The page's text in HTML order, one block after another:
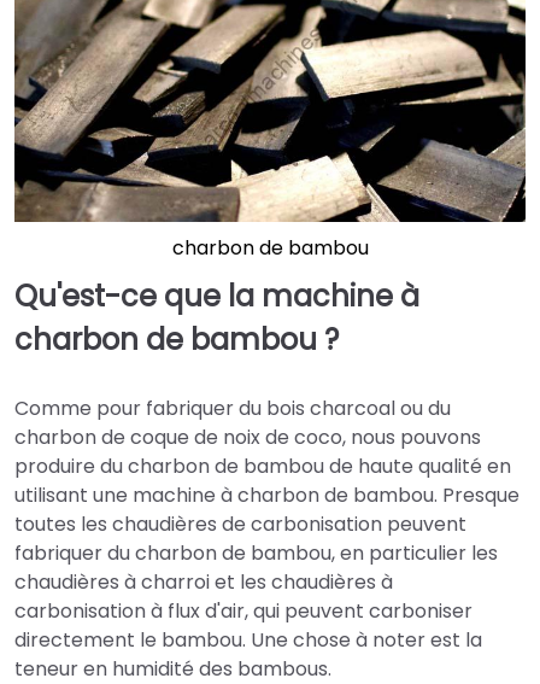
charbon de bambou
Qu'est-ce que la machine à
charbon de bambou ?
Comme pour fabriquer du bois charcoal ou du
charbon de coque de noix de coco, nous pouvons
produire du charbon de bambou de haute qualité en
utilisant une machine à charbon de bambou. Presque
toutes les chaudières de carbonisation peuvent
fabriquer du charbon de bambou, en particulier les
chaudières à charroi et les chaudières à
carbonisation à flux d'air, qui peuvent carboniser
directement le bambou. Une chose à noter est la
teneur en humidité des bambous.